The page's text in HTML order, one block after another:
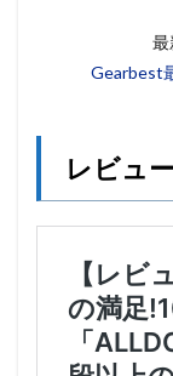
最
Gearbest
レビュー